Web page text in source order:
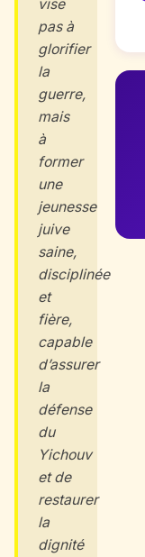
vise
pas à
glorifier
la
guerre,
mais
à
former
une
jeunesse
juive
saine,
disciplinée
et
fière,
capable
d’assurer
la
défense
du
Yichouv
et de
restaurer
la
dignité